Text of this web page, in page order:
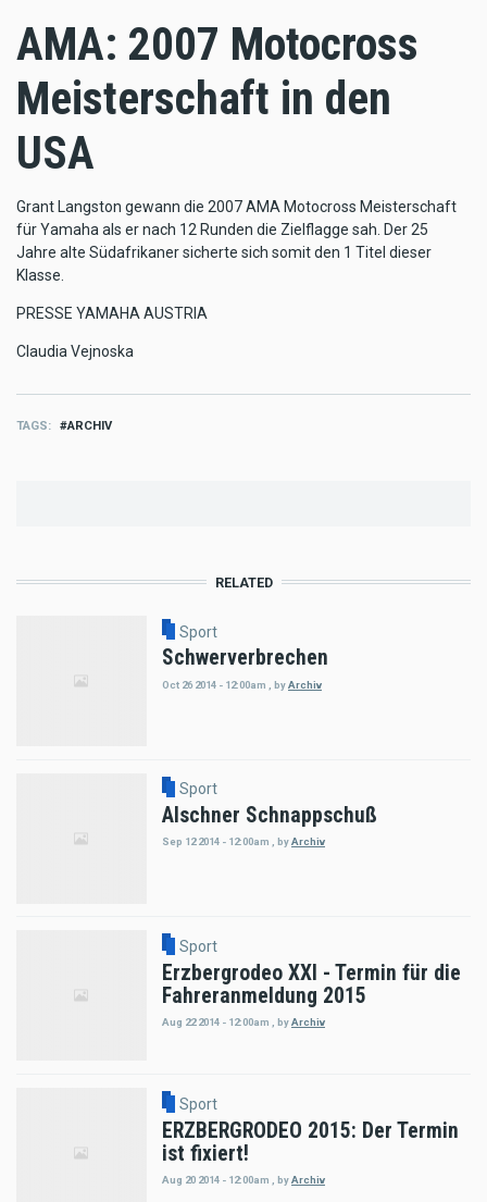
AMA: 2007 Motocross
Meisterschaft in den
USA
Grant Langston gewann die 2007 AMA Motocross Meisterschaft
für Yamaha als er nach 12 Runden die Zielflagge sah. Der 25
Jahre alte Südafrikaner sicherte sich somit den 1 Titel dieser
Klasse.
PRESSE YAMAHA AUSTRIA
Claudia Vejnoska
TAGS ARCHIV
RELATED
Sport
Schwerverbrechen
Oct 26 2014 - 12:00am byArchiv
Sport
Alschner Schnappschuß
Sep 12 2014 - 12:00am , byArchiv
Sport
Erzbergrodeo XXI - Termin für die
Fahreranmeldung 2015
Aug 22 2014 - 12:00am byArchiv
Sport
ERZBERGRODEO 2015: Der Termin
ist fixiert!
Aug 20 2014 - 12:00am byArchiv